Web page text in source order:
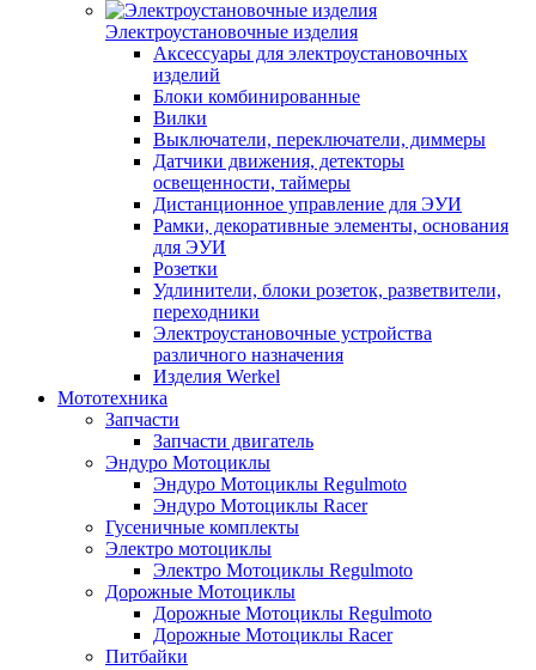
Электроустановочные изделия
Аксессуары для электроустановочных
изделий
Блоки комбинированные
Вилки
Выключатели, переключатели, диммеры
Датчики движения, детекторы
освещенности, таймеры
Дистанционное управление для ЭУИ
Рамки, декоративные элементы, основания
для ЭУИ
Розетки
Удлинители, блоки розеток, разветвители,
переходники
Электроустановочные устройства
различного назначения
Изделия Werkel
Мототехника
Запчасти
Запчасти двигатель
Эндуро Мотоциклы
Эндуро Мотоциклы Regulmoto
Эндуро Мотоциклы Racer
Гусеничные комплекты
Электро мотоциклы
Электро Мотоциклы Regulmoto
Дорожные Мотоциклы
Дорожные Мотоциклы Regulmoto
Дорожные Мотоциклы Racer
Питбайки